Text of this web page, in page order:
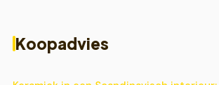
Koopadvies